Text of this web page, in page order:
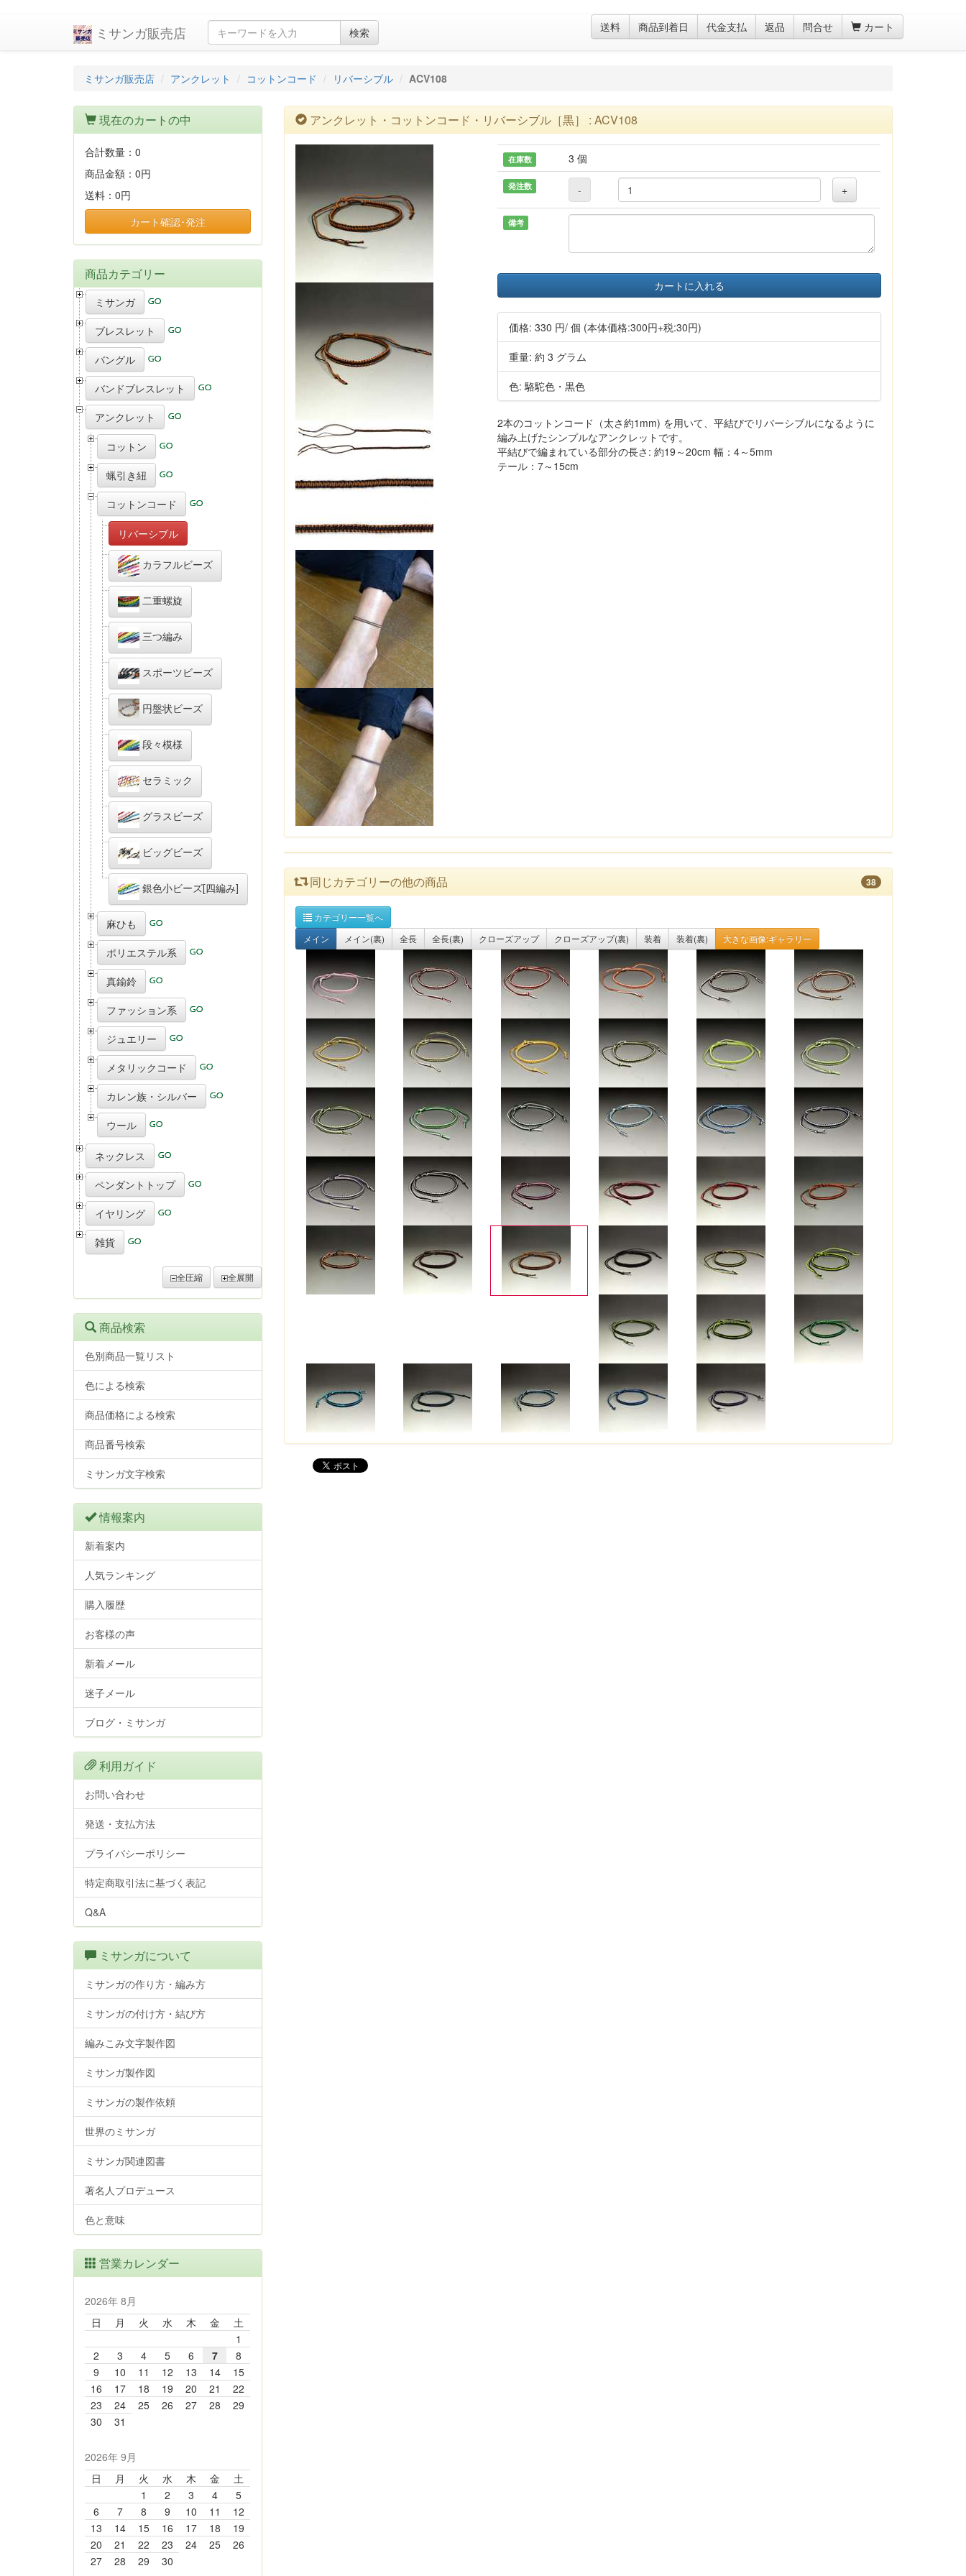
ミサンガ販売店 検索 送料 商品到着日 代金支払 返品 問合せ カート
ミサンガ販売店 アンクレット コットンコード リバーシブル ACV108
アンクレット・コットンコード・リバーシブル［黒］ : ACV108
在庫数 3 個
発注数 - +
備考
カートに入れる
価格:330 円/ 個 (本体価格:300円+税:30円)
重量: 約 3 グラム
色: 駱駝色・黒色
2本のコットンコード（太さ約1mm) を用いて、平結びでリバーシブルになるように
編み上げたシンプルなアンクレットです。
平結びで編まれている部分の長さ: 約19～20cm 幅：4～5mm
テール：7～15cm
同じカテゴリーの他の商品 38
カテゴリー一覧へ
メイン
メイン(裏) 全長 全長(裏) クローズアップ クローズアップ(裏) 装着 装着(裏) 大きな画像:ギャラリー
現在のカートの中
合計数量： 0
商品金額： 0円
送料： 0円
カート確認･発注
商品カテゴリー
ミサンガ
ブレスレット
バングル
バンドブレスレット
アンクレット
コットン
蝋引き紐
コットンコード
リバーシブル
カラフルビーズ
二重螺旋
三つ編み
スポーツビーズ
円盤状ビーズ
段々模様
セラミック
グラスビーズ
ビッグビーズ
銀色小ビーズ[四編み]
麻ひも
ポリエステル系
真鍮鈴
ファッション系
ジュエリー
メタリックコード
カレン族・シルバー
ウール
ネックレス
ペンダントトップ
イヤリング
雑貨
全圧縮 全展開
商品検索
色別商品一覧リスト
色による検索
商品価格による検索
商品番号検索
ミサンガ文字検索
情報案内
新着案内
人気ランキング
購入履歴
お客様の声
新着メール
迷子メール
ブログ・ミサンガ
利用ガイド
お問い合わせ
発送・支払方法
プライバシーポリシー
特定商取引法に基づく表記
Q&A
ミサンガについて
ミサンガの作り方・編み方
ミサンガの付け方・結び方
編みこみ文字製作図
ミサンガ製作図
ミサンガの製作依頼
世界のミサンガ
ミサンガ関連図書
著名人プロデュース
色と意味
営業カレンダー
2026年 8月
日
月 火 水 木 金
土
1
2
3 4 5 6 7
8
9
10 11 12 13 14
15
16
17 18 19 20 21
22
23
24 25 26 27 28
29
30
31
2026年 9月
日
月 火 水 木 金
土
1
2 3 4
5
6
7 8 9 10 11
12
13
14 15 16 17 18
19
20
21 22 23 24 25
26
27
28 29 30